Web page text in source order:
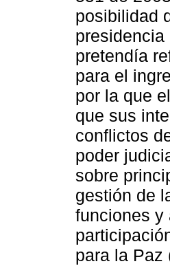
posibilidad
presidencia
pretendía
para el
por la que
que sus
conflictos
poder
sobre
gestión de
funciones y
para la Paz